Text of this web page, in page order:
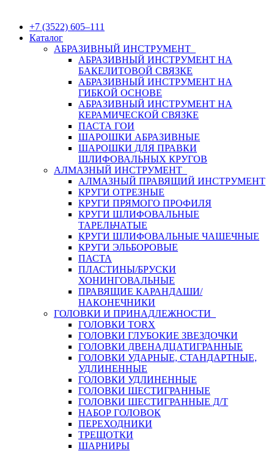
+7 (3522) 605‒111
Каталог
АБРАЗИВНЫЙ ИНСТРУМЕНТ
АБРАЗИВНЫЙ ИНСТРУМЕНТ НА
БАКЕЛИТОВОЙ СВЯЗКЕ
АБРАЗИВНЫЙ ИНСТРУМЕНТ НА
ГИБКОЙ ОСНОВЕ
АБРАЗИВНЫЙ ИНСТРУМЕНТ НА
КЕРАМИЧЕСКОЙ СВЯЗКЕ
ПАСТА ГОИ
ШАРОШКИ АБРАЗИВНЫЕ
ШАРОШКИ ДЛЯ ПРАВКИ
ШЛИФОВАЛЬНЫХ КРУГОВ
АЛМАЗНЫЙ ИНСТРУМЕНТ
АЛМАЗНЫЙ ПРАВЯЩИЙ ИНСТРУМЕНТ
КРУГИ ОТРЕЗНЫЕ
КРУГИ ПРЯМОГО ПРОФИЛЯ
КРУГИ ШЛИФОВАЛЬНЫЕ
ТАРЕЛЬЧАТЫЕ
КРУГИ ШЛИФОВАЛЬНЫЕ ЧАШЕЧНЫЕ
КРУГИ ЭЛЬБОРОВЫЕ
ПАСТА
ПЛАСТИНЫ/БРУСКИ
ХОНИНГОВАЛЬНЫЕ
ПРАВЯЩИЕ КАРАНДАШИ/
НАКОНЕЧНИКИ
ГОЛОВКИ И ПРИНАДЛЕЖНОСТИ
ГОЛОВКИ TORX
ГОЛОВКИ ГЛУБОКИЕ ЗВЕЗДОЧКИ
ГОЛОВКИ ДВЕНАДЦАТИГРАННЫЕ
ГОЛОВКИ УДАРНЫЕ, СТАНДАРТНЫЕ,
УДЛИНЕННЫЕ
ГОЛОВКИ УДЛИНЕННЫЕ
ГОЛОВКИ ШЕСТИГРАННЫЕ
ГОЛОВКИ ШЕСТИГРАННЫЕ Д/Т
НАБОР ГОЛОВОК
ПЕРЕХОДНИКИ
ТРЕЩОТКИ
ШАРНИРЫ